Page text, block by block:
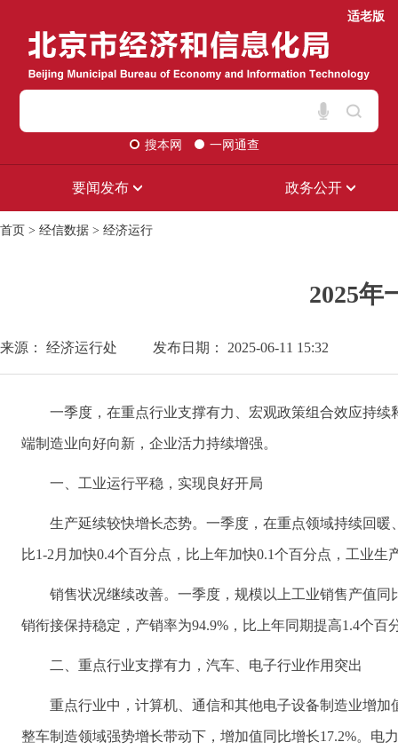
适老版
搜本网 一网通查
要闻发布 政务公开
首页 > 经信数据 > 经济运行
2025年
来源： 经济运行处 发布日期： 2025-06-11 15:32
一季度，在重点行业支撑有力、宏观政策组合效应持
端制造业向好向新，企业活力持续增强。
一、工业运行平稳，实现良好开局
生产延续较快增长态势。一季度，在重点领域持续回
比1-2月加快0.4个百分点，比上年加快0.1个百分点，工业生
销售状况继续改善。一季度，规模以上工业销售产值同
销衔接保持稳定，产销率为94.9%，比上年同期提高1.4个百
二、重点行业支撑有力，汽车、电子行业作用突出
重点行业中，计算机、通信和其他电子设备制造业增
整车制造领域强势增长带动下，增加值同比增长17.2%。电